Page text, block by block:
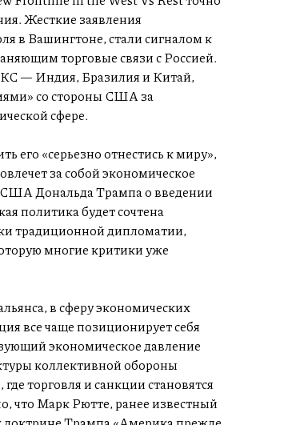
Жесткие заявления
в Вашингтоне, стали сигналом к
торговые связи с Россией.
— Индия, Бразилия и Китай,
со стороны США за
сфере.
его «серьезно отнестись к миру»,
за собой экономическое
США Дональда Трампа о введении
политика будет сочтена
традиционной дипломатии,
многие критики уже
в сферу экономических
все чаще позиционирует себя
экономическое давление
коллективной обороны
торговля и санкции становятся
что Марк Рютте, ранее известный